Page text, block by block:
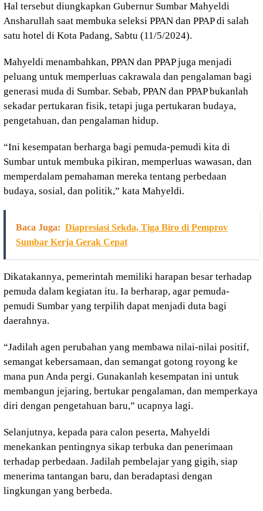
Hal tersebut diungkapkan Gubernur Sumbar Mahyeldi
Ansharullah saat membuka seleksi PPAN dan PPAP di salah
satu hotel di Kota Padang, Sabtu (11/5/2024).
Mahyeldi menambahkan, PPAN dan PPAP juga menjadi
peluang untuk memperluas cakrawala dan pengalaman bagi
generasi muda di Sumbar. Sebab, PPAN dan PPAP bukanlah
sekadar pertukaran fisik, tetapi juga pertukaran budaya,
pengetahuan, dan pengalaman hidup.
“Ini kesempatan berharga bagi pemuda-pemudi kita di
Sumbar untuk membuka pikiran, memperluas wawasan, dan
memperdalam pemahaman mereka tentang perbedaan
budaya, sosial, dan politik,” kata Mahyeldi.
Baca Juga: Diapresiasi Sekda, Tiga Biro di Pemprov
Sumbar Kerja Gerak Cepat
Dikatakannya, pemerintah memiliki harapan besar terhadap
pemuda dalam kegiatan itu. Ia berharap, agar pemuda-
pemudi Sumbar yang terpilih dapat menjadi duta bagi
daerahnya.
“Jadilah agen perubahan yang membawa nilai-nilai positif,
semangat kebersamaan, dan semangat gotong royong ke
mana pun Anda pergi. Gunakanlah kesempatan ini untuk
membangun jejaring, bertukar pengalaman, dan memperkaya
diri dengan pengetahuan baru,” ucapnya lagi.
Selanjutnya, kepada para calon peserta, Mahyeldi
menekankan pentingnya sikap terbuka dan penerimaan
terhadap perbedaan. Jadilah pembelajar yang gigih, siap
menerima tantangan baru, dan beradaptasi dengan
lingkungan yang berbeda.